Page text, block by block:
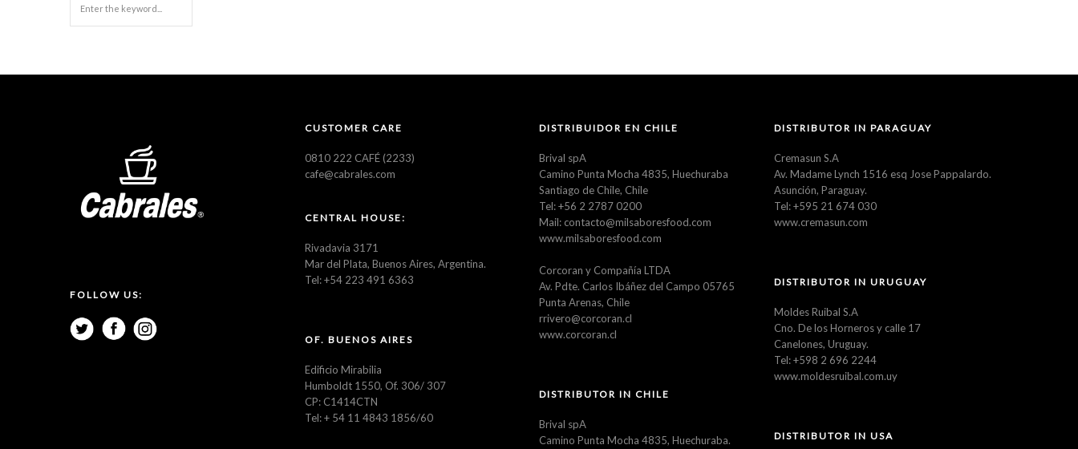
FOLLOW US:
CUSTOMER CARE
0810 222 CAFÉ (2233)
cafe@cabrales.com
CENTRAL HOUSE:
Rivadavia 3171
Mar del Plata, Buenos Aires, Argentina.
Tel: +54 223 491 6363
OF. BUENOS AIRES
Edificio Mirabilia
Humboldt 1550, Of. 306/ 307
CP: C1414CTN
Tel: + 54 11 4843 1856/60
DISTRIBUIDOR EN CHILE
Brival spA
Camino Punta Mocha 4835, Huechuraba
Santiago de Chile, Chile
Tel: +56 2 2787 0200
Mail: contacto@milsaboresfood.com
www.milsaboresfood.com
Corcoran y Compañía LTDA
Av. Pdte. Carlos Ibáñez del Campo 05765
Punta Arenas, Chile
rrivero@corcoran.cl
www.corcoran.cl
DISTRIBUTOR IN CHILE
Brival spA
Camino Punta Mocha 4835, Huechuraba.
DISTRIBUTOR IN PARAGUAY
Cremasun S.A
Av. Madame Lynch 1516 esq Jose Pappalardo.
Asunción, Paraguay.
Tel: +595 21 674 030
www.cremasun.com
DISTRIBUTOR IN URUGUAY
Moldes Ruibal S.A
Cno. De los Horneros y calle 17
Canelones, Uruguay.
Tel: +598 2 696 2244
www.moldesruibal.com.uy
DISTRIBUTOR IN USA